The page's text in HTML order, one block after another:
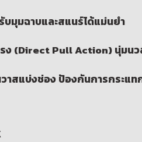
มุมฉาบและสแนร์ได้แม่นยำ
ง (Direct Pull Action) นุ่มนว
าสแบ่งช่อง ป้องกันการกระแท